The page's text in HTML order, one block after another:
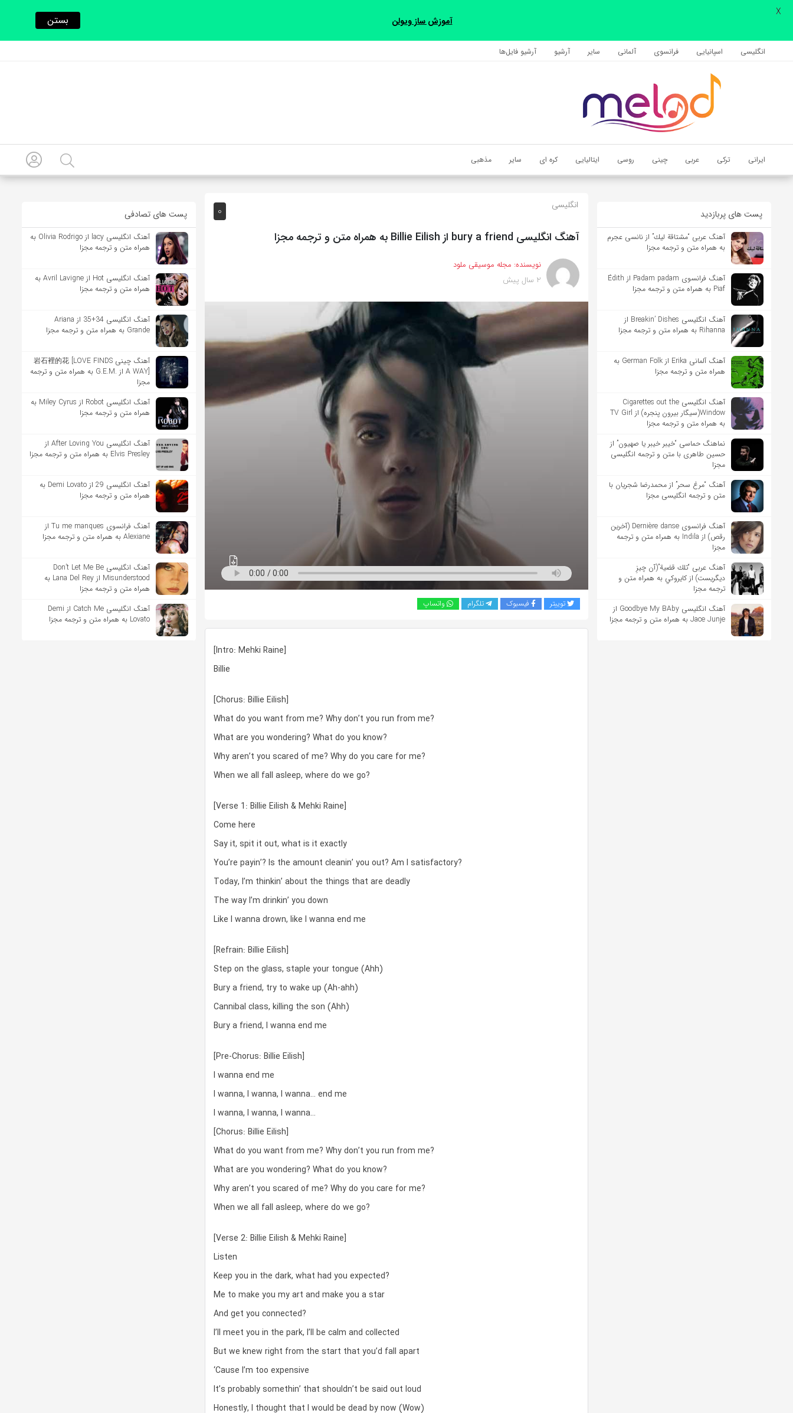
انگلیسی اسپانیایی فرانسوی آلمانی سایر آرشیو آرشیو فایل‌‎ها
ایرانی ترکی عربی چینی روسی ایتالیایی کره ای سایر مذهبی
اشتراک گذاری
با استفاده از روش‌های زیر می‌توانید این صفحه را با دوستان خود به
کپی لینک
پست های پربازدید
آهنگ عربی “مشتاقة لیك” از نانسی عجرم
به همراه متن و ترجمه مجزا
آهنگ فرانسوی Padam padam از Édith
Piaf به همراه متن و ترجمه مجزا
آهنگ انگلیسی Breakin’ Dishes از
Rihanna به همراه متن و ترجمه مجزا
آهنگ آلمانی Erika از German Folk به
همراه متن و ترجمه مجزا
آهنگ انگلیسی Cigarettes out the
Window(سیگار بیرون پنجره) از TV Girl
به همراه متن و ترجمه مجزا
نماهنگ حماسی “خیبر خیبر یا صهیون” از
حسین طاهری با متن و ترجمه انگلیسی
مجزا
آهنگ “مرغ سحر” از محمدرضا شجریان با
متن و ترجمه انگلیسی مجزا
آهنگ فرانسوی Dernière danse (آخرین
رقص) از Indila به همراه متن و ترجمه
مجزا
آهنگ عربی “تلك قضية”(آن چیزِ
دیگریست) از كايروكي به همراه متن و
ترجمه مجزا
آهنگ انگلیسی Goodbye My BAby از
Jace Junje به همراه متن و ترجمه مجزا
0 انگلیسی
آهنگ انگلیسی bury a friend از Billie Eilish به همراه متن و ترجمه مجزا
نویسنده: مجله موسیقی ملود
2 سال پیش
توییتر فیسبوک تلگرام واتساپ
[Intro: Mehki Raine]
Billie
[Chorus: Billie Eilish]
What do you want from me? Why don’t you run from me?
What are you wondering? What do you know?
Why aren’t you scared of me? Why do you care for me?
When we all fall asleep, where do we go?
[Verse 1: Billie Eilish & Mehki Raine]
Come here
Say it, spit it out, what is it exactly
You’re payin’? Is the amount cleanin’ you out? Am I satisfactory?
Today, I’m thinkin’ about the things that are deadly
The way I’m drinkin’ you down
Like I wanna drown, like I wanna end me
[Refrain: Billie Eilish]
Step on the glass, staple your tongue (Ahh)
Bury a friend, try to wake up (Ah-ahh)
Cannibal class, killing the son (Ahh)
Bury a friend, I wanna end me
[Pre-Chorus: Billie Eilish]
I wanna end me
I wanna, I wanna, I wanna… end me
I wanna, I wanna, I wanna…
[Chorus: Billie Eilish]
What do you want from me? Why don’t you run from me?
What are you wondering? What do you know?
Why aren’t you scared of me? Why do you care for me?
When we all fall asleep, where do we go?
[Verse 2: Billie Eilish & Mehki Raine]
Listen
Keep you in the dark, what had you expected?
Me to make you my art and make you a star
And get you connected?
I’ll meet you in the park, I’ll be calm and collected
But we knew right from the start that you’d fall apart
‘Cause I’m too expensive
It’s probably somethin’ that shouldn’t be said out loud
Honestly, I thought that I would be dead by now (Wow)
پست های تصادفی
آهنگ انگلیسی lacy از Olivia Rodrigo به
همراه متن و ترجمه مجزا
آهنگ انگلیسی Hot از Avril Lavigne به
همراه متن و ترجمه مجزا
آهنگ انگلیسی 34+35 از Ariana
Grande به همراه متن و ترجمه مجزا
آهنگ چینی 岩石裡的花 [LOVE FINDS
A WAY] از .G.E.M به همراه متن و ترجمه
مجزا
آهنگ انگلیسی Robot از Miley Cyrus به
همراه متن و ترجمه مجزا
آهنگ انگلیسی After Loving You از
Elvis Presley به همراه متن و ترجمه مجزا
آهنگ انگلیسی 29 از Demi Lovato به
همراه متن و ترجمه مجزا
آهنگ فرانسوی Tu me manques از
Alexiane به همراه متن و ترجمه مجزا
آهنگ انگلیسی Don’t Let Me Be
Misunderstood از Lana Del Rey به
همراه متن و ترجمه مجزا
آهنگ انگلیسی Catch Me از Demi
Lovato به همراه متن و ترجمه مجزا
آموزش ساز ویولن بستن
X